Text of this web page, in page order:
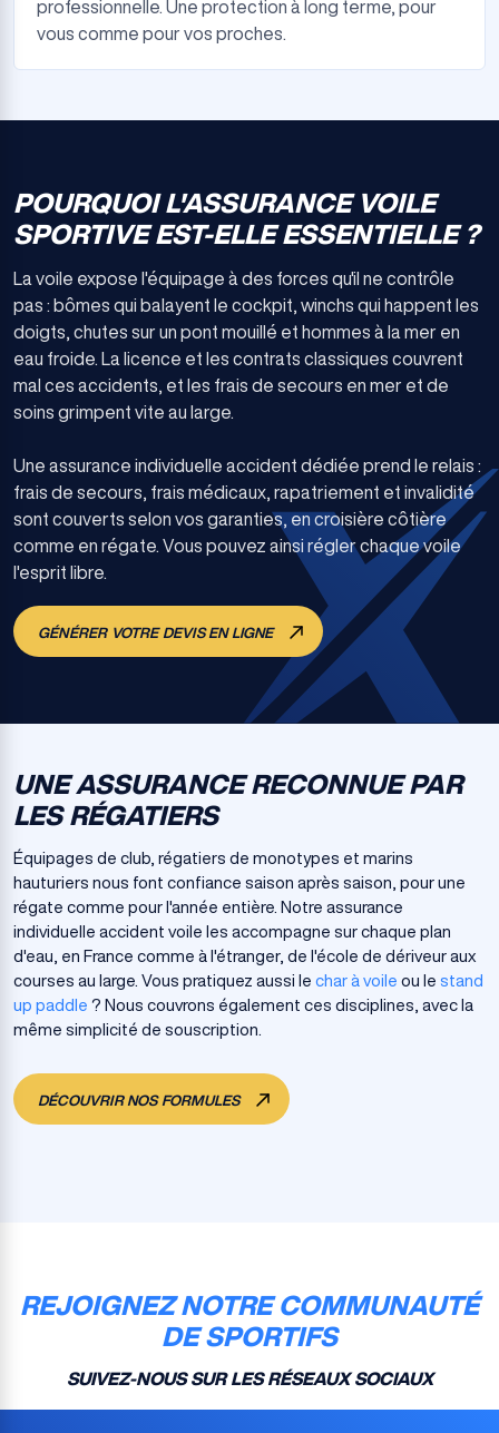
professionnelle. Une protection à long terme, pour
vous comme pour vos proches.
POURQUOI L'ASSURANCE VOILE
SPORTIVE EST-ELLE ESSENTIELLE ?
La voile expose l'équipage à des forces qu'il ne contrôle
pas : bômes qui balayent le cockpit, winchs qui happent les
doigts, chutes sur un pont mouillé et hommes à la mer en
eau froide. La licence et les contrats classiques couvrent
mal ces accidents, et les frais de secours en mer et de
soins grimpent vite au large.
Une assurance individuelle accident dédiée prend le relais :
frais de secours, frais médicaux, rapatriement et invalidité
sont couverts selon vos garanties, en croisière côtière
comme en régate. Vous pouvez ainsi régler chaque voile
l'esprit libre.
GÉNÉRER VOTRE DEVIS EN LIGNE
UNE ASSURANCE RECONNUE PAR
LES RÉGATIERS
Équipages de club, régatiers de monotypes et marins
hauturiers nous font confiance saison après saison, pour une
régate comme pour l'année entière. Notre assurance
individuelle accident voile les accompagne sur chaque plan
d'eau, en France comme à l'étranger, de l'école de dériveur aux
courses au large. Vous pratiquez aussi le char à voile ou le stand
up paddle ? Nous couvrons également ces disciplines, avec la
même simplicité de souscription.
DÉCOUVRIR NOS FORMULES
REJOIGNEZ NOTRE COMMUNAUTÉ
DE SPORTIFS
SUIVEZ-NOUS SUR LES RÉSEAUX SOCIAUX